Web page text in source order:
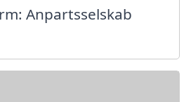
Anpartsselskab